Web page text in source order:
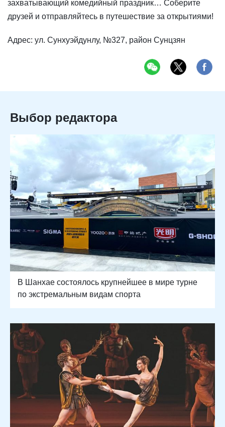
захватывающий комедийный праздник… Соберите
друзей и отправляйтесь в путешествие за открытиями!
Адрес: ул. Сунхуэйдунлу, №327, район Сунцзян
Выбор редактора
В Шанхае состоялось крупнейшее в мире турне
по экстремальным видам спорта